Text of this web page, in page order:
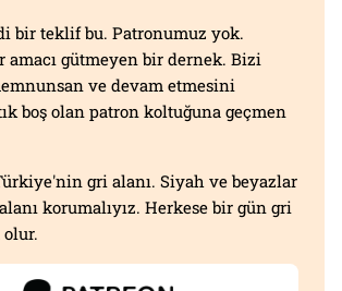
bir teklif bu. Patronumuz yok.
amacı gütmeyen bir dernek. Bizi
ve devam etmesini
boş olan patron koltuğuna geçmen
gri alanı. Siyah ve beyazlar
korumalıyız. Herkese bir gün gri